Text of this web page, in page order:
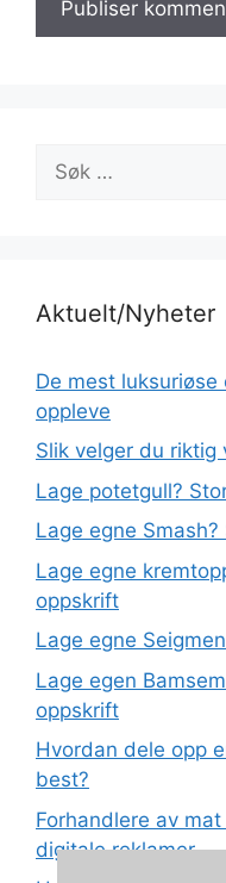
etter:
Aktuelt/Nyheter
De mest luksuriøse
oppleve
Slik velger du riktig
Lage potetgull?
Lage egne
Lage egne
oppskrift
Lage egne
Lage egen
oppskrift
Hvordan dele opp
best?
Forhandlere av
digitale reklamer